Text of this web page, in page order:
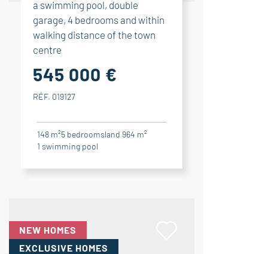
a swimming pool, double
garage, 4 bedrooms and within
walking distance of the town
centre
545 000 €
RÉF. 019127
148 m²5 bedroomsland 964 m²
1 swimming pool
NEW HOMES
EXCLUSIVE HOMES